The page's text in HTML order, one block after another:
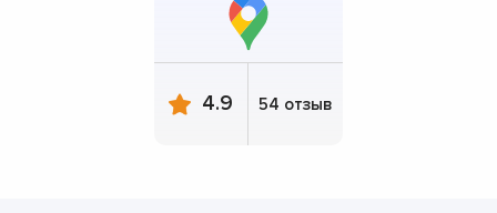
4.9 54 отзыв